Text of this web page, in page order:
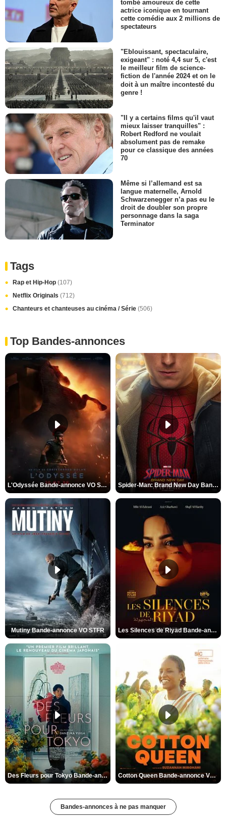
tombé amoureux de cette
actrice iconique en tournant
cette comédie aux 2 millions de
spectateurs
"Eblouissant, spectaculaire,
exigeant" : noté 4,4 sur 5, c'est
le meilleur film de science-
fiction de l'année 2024 et on le
doit à un maître incontesté du
genre !
"Il y a certains films qu'il vaut
mieux laisser tranquilles" :
Robert Redford ne voulait
absolument pas de remake
pour ce classique des années
70
Même si l’allemand est sa
langue maternelle, Arnold
Schwarzenegger n’a pas eu le
droit de doubler son propre
personnage dans la saga
Terminator
Tags
Rap et Hip-Hop (107)
Netflix Originals (712)
Chanteurs et chanteuses au cinéma / Série (506)
Top Bandes-annonces
L'Odyssée Bande-annonce VO STFR Spider-Man: Brand New Day Bande-annonce VO STFR
Mutiny Bande-annonce VO STFR Les Silences de Riyad Bande-annonce VO STFR
Des Fleurs pour Tokyo Bande-annonce VO STFR Cotton Queen Bande-annonce VO STFR
Bandes-annonces à ne pas manquer